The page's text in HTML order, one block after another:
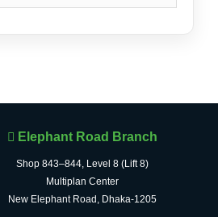
Elephant Road Branch
Shop 843–844, Level 8 (Lift 8)
Multiplan Center
New Elephant Road, Dhaka-1205